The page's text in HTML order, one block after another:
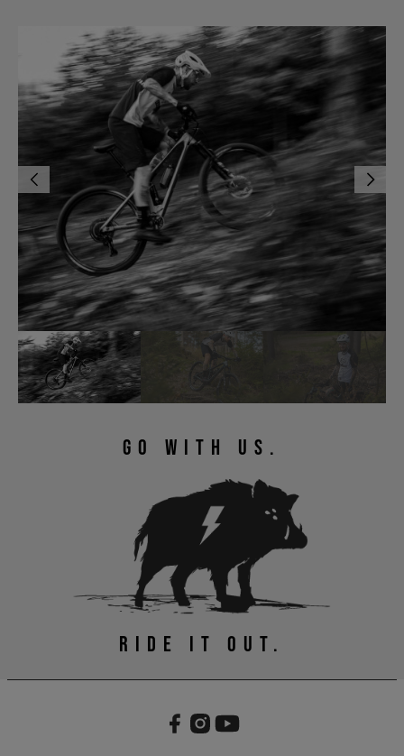
GO WITH US.
RIDE IT OUT.